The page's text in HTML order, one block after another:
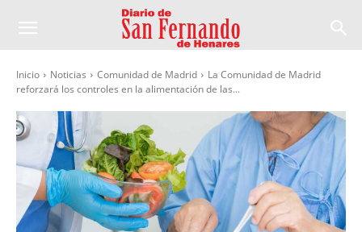
Inicio Noticias Comunidad de Madrid
La Comunidad de Madrid
reforzará los controles en la alimentación de las...